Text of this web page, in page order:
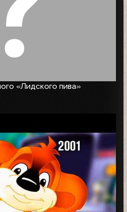
«Лидского пива»